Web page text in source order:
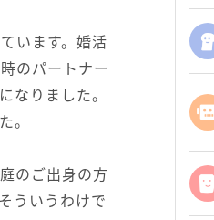
います。婚活
のパートナー
なりました。
。
のご出身の方
ういうわけで